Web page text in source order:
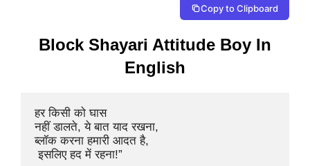
Copy to Clipboard
Block Shayari Attitude Boy In
English
हर किसी को घास
नहीं डालते, ये बात याद रखना,
ब्लॉक करना हमारी आदत है,
इसलिए हद में रहना!”